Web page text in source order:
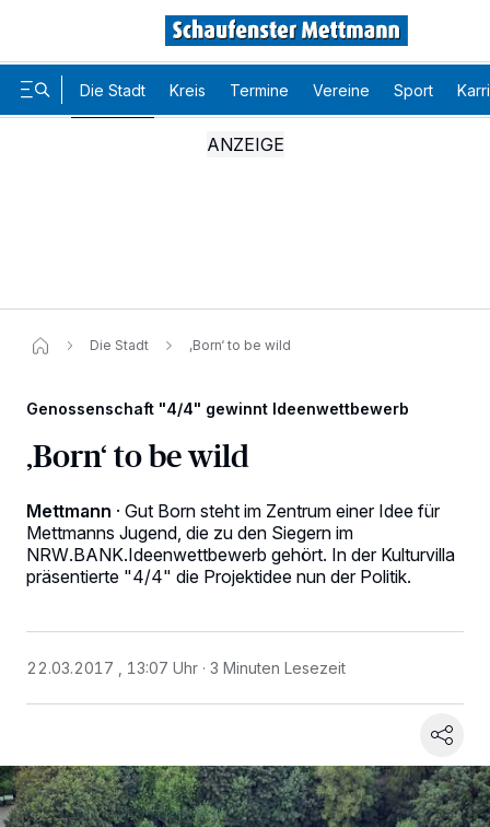
Die Stadt Kreis Termine Vereine Sport
Die Stadt ‚Born‘ to be wild
Genossenschaft "4/4" gewinnt Ideenwettbewerb
‚Born‘ to be wild
Mettmann · Gut Born steht im Zentrum einer Idee für
Mettmanns Jugend, die zu den Siegern im
NRW.BANK.Ideenwettbewerb gehört. In der Kulturvilla
präsentierte "4/4" die Projektidee nun der Politik.
22.03.2017 , 13:07 Uhr 3 Minuten Lesezeit